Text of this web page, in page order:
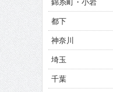
都下
神奈川
埼玉
千葉